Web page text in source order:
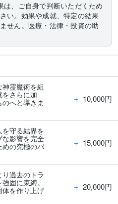
は、ご自身で判断いただくため
い。効果や成就、特定の結果
せん。医療・法律・投資の助
神霊魔術を組
さらに加
へと導きま
＋ 10,000円
を守る結界を
影響を完全
の究極のバ
＋ 15,000円
り過去のトラ
固に束縛。
を作り上げ
＋ 20,000円